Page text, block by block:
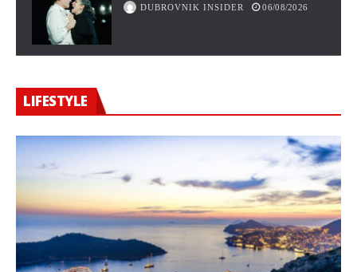
DUBROVNIK INSIDER 06/08/2026
LIFESTYLE